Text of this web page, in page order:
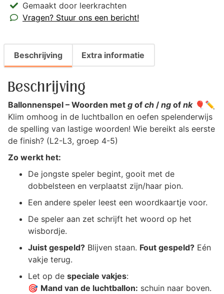
Gemaakt door leerkrachten
Vragen? Stuur ons een bericht!
Beschrijving Extra informatie
Beschrijving
Ballonnenspel – Woorden met g of ch / ng of nk🎈✏️
Klim omhoog in de luchtballon en oefen spelenderwijs
de spelling van lastige woorden! Wie bereikt als eerste
de finish? (L2-L3, groep 4-5)
Zo werkt het:
De jongste speler begint, gooit met de
dobbelsteen en verplaatst zijn/haar pion.
Een andere speler leest een woordkaartje voor.
De speler aan zet schrijft het woord op het
wisbordje.
Juist gespeld? Blijven staan. Fout gespeld? Eén
vakje terug.
Let op de speciale vakjes:
🎯 Mand van de luchtballon: schuin naar boven.